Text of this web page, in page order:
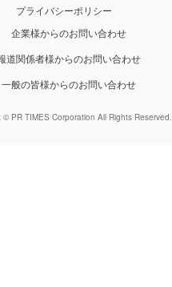
プライバシーポリシー
企業様からのお問い合わせ
道関係者様からのお問い合わせ
一般の皆様からのお問い合わせ
© PR TIMES Corporation All Rights Reserved.